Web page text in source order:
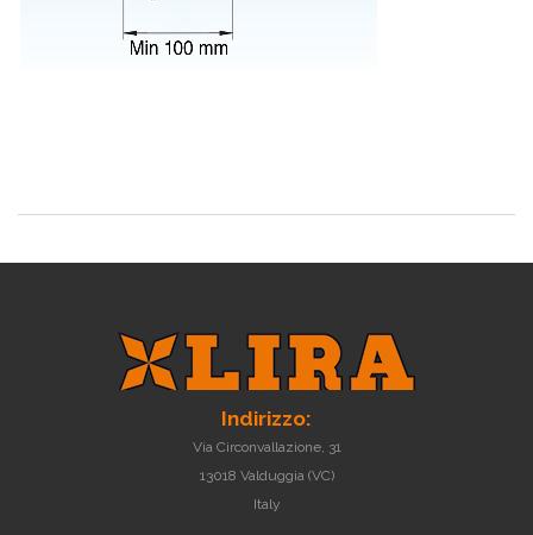
Indirizzo:
Via Circonvallazione, 31
13018 Valduggia (VC)
Italy